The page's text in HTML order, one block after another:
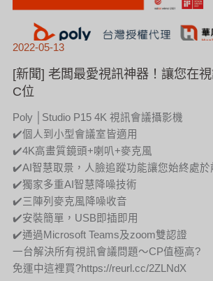
2022-05-13
[新聞] 老闆最愛視訊神器！讓您在
C位
Poly │Studio P15 4K 視訊會議攝影機
✔️個人到小型會議室皆適用
✔️4K高畫質鏡頭+喇叭+麥克風
✔️AI智慧取景，人臉追蹤功能讓您始終處於
✔️獨家多重AI智慧降噪技術
✔️三陣列麥克風降噪收音
✔️安裝簡單，USB即插即用
✔️通過Microsoft Teams及zoom雙認證
一台解決所有視訊會議問題～CP值極高?
免運中這裡買?https://reurl.cc/2ZLNdX